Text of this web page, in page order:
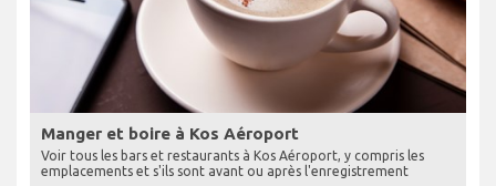
Manger et boire à Kos Aéroport
Voir tous les bars et restaurants à Kos Aéroport, y compris les
emplacements et s'ils sont avant ou après l'enregistrement